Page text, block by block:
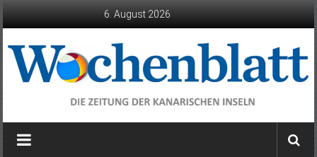
6. August 2026
Wochenblatt
die